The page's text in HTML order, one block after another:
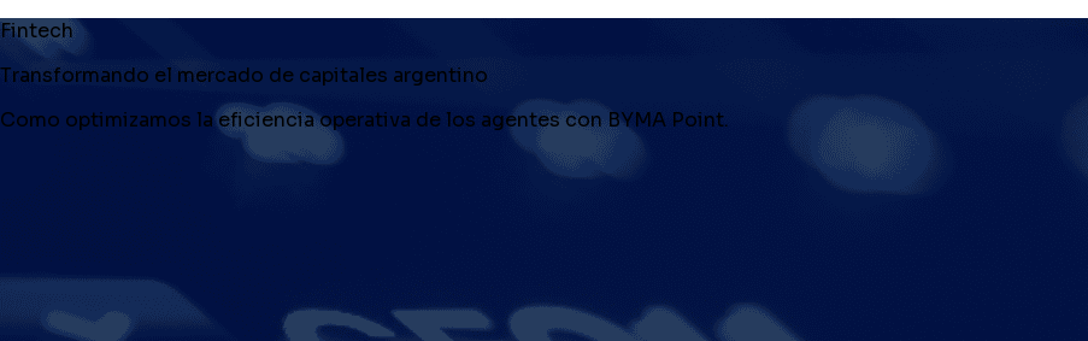
Fintech
Transformando el mercado de capitales argentino
Como optimizamos la eficiencia operativa de los agentes con BYMA Point.